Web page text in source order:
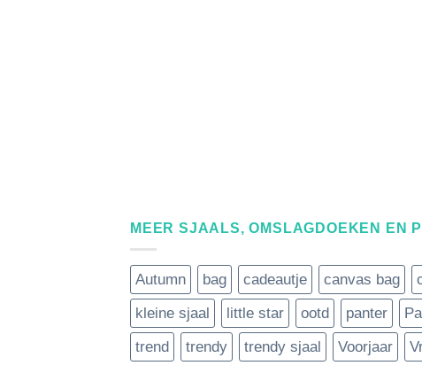
MEER SJAALS, OMSLAGDOEKEN EN
Autumn bag cadeautje canvas bag
kleine sjaal
little star ootd panter
trend
trendy trendy sjaal Voorjaar